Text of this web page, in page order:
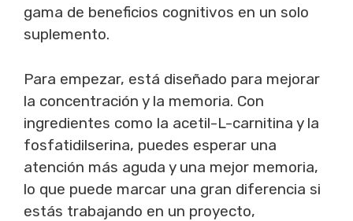
gama de beneficios cognitivos en un solo
suplemento.
Para empezar, está diseñado para mejorar
la concentración y la memoria. Con
ingredientes como la acetil-L-carnitina y la
fosfatidilserina, puedes esperar una
atención más aguda y una mejor memoria,
lo que puede marcar una gran diferencia si
estás trabajando en un proyecto,